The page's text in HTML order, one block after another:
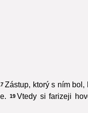
Zástup, ktorý s ním
19 Vtedy si farizeji